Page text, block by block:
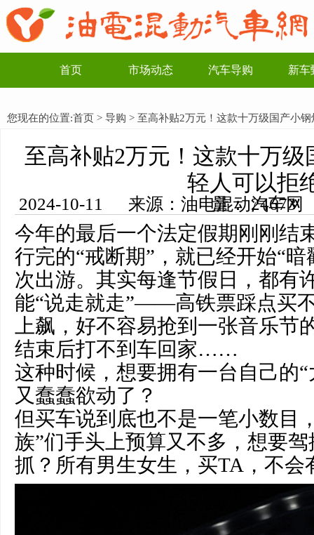
首页 市场动态 汽车导购 新车
您现在的位置:首页 > 导购 > 至高补贴2万元！这款十万级国产小
至高补贴2万元！这款十万
轻人可以拒
2024-10-11 来源：油电混动汽车网 编辑：李一博 浏览量： 24673
今年的最后一个法定假期刚刚结
行完的“戒断期”，就已经开始“
次出游。其实每逢节假日，都有
能“说走就走”——高铁票踩点买
上飙，好不容易抢到一张音乐节
结束后打不到车回家……
这种时候，想要拥有一台自己的
又蠢蠢欲动了？
但买车说到底也不是一笔小数目
族”们手头上预算又不多，想要
抓？所有男生女生，买TA，不会